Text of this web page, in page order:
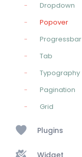
Dropdown
Popover
Progressbar
Tab
Typography
Pagination
Grid
Plugins
Widget